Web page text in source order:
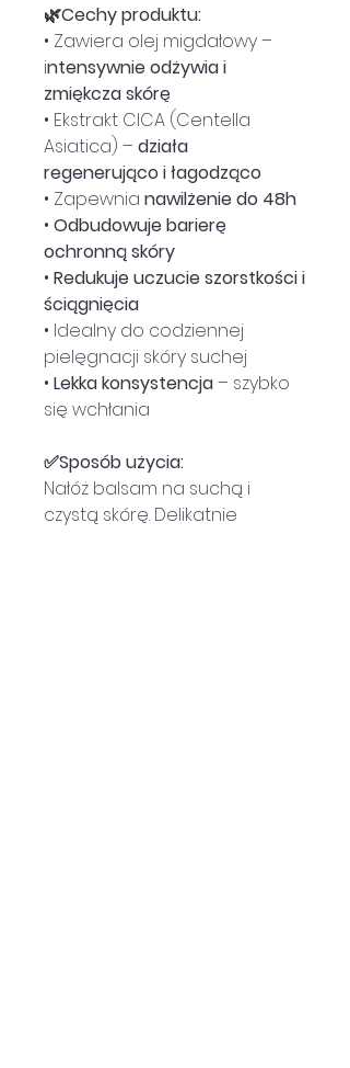
🌿Cechy produktu:
• Zawiera olej migdałowy –
intensywnie odżywia i
zmiękcza skórę
• Ekstrakt CICA (Centella
Asiatica) – działa
regenerująco i łagodząco
• Zapewnia nawilżenie do 48h
• Odbudowuje barierę
ochronną skóry
• Redukuje uczucie szorstkości i
ściągnięcia
• Idealny do codziennej
pielęgnacji skóry suchej
• Lekka konsystencja– szybko
się wchłania
✅Sposób użycia:
Nałóż balsam na suchą i
czystą skórę. Delikatnie